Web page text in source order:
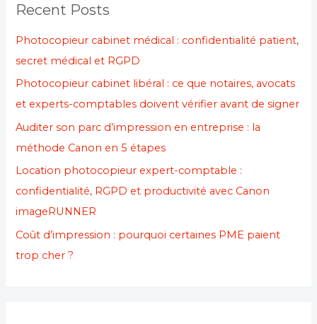
c
Recent Posts
Photocopieur cabinet médical : confidentialité patient,
secret médical et RGPD
Photocopieur cabinet libéral : ce que notaires, avocats
et experts-comptables doivent vérifier avant de signer
Auditer son parc d’impression en entreprise : la
méthode Canon en 5 étapes
Location photocopieur expert-comptable :
confidentialité, RGPD et productivité avec Canon
imageRUNNER
Coût d’impression : pourquoi certaines PME paient
trop cher ?